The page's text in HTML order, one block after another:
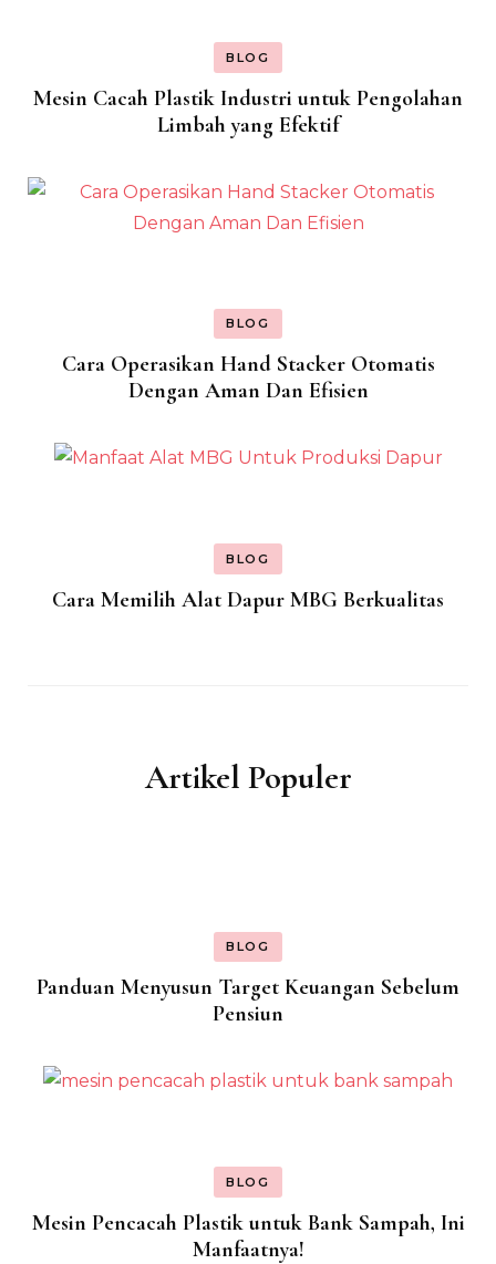
BLOG
Mesin Cacah Plastik Industri untuk Pengolahan
Limbah yang Efektif
BLOG
Cara Operasikan Hand Stacker Otomatis
Dengan Aman Dan Efisien
BLOG
Cara Memilih Alat Dapur MBG Berkualitas
Artikel Populer
BLOG
Panduan Menyusun Target Keuangan Sebelum
Pensiun
BLOG
Mesin Pencacah Plastik untuk Bank Sampah, Ini
Manfaatnya!